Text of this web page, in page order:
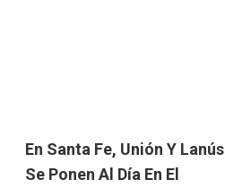
En Santa Fe, Unión Y Lanús
Se Ponen Al Día En El